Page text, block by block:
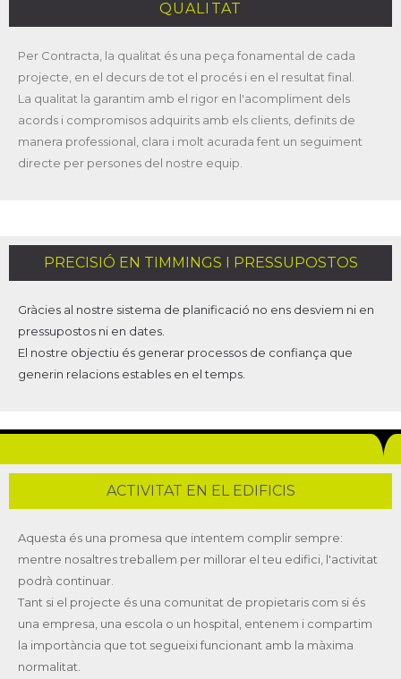
QUALITAT
Per Contracta, la qualitat és una peça fonamental de cada
projecte, en el decurs de tot el procés i en el resultat final.
La qualitat la garantim amb el rigor en l'acompliment dels
acords i compromisos adquirits amb els clients, definits de
manera professional, clara i molt acurada fent un seguiment
directe per persones del nostre equip.
PRECISIÓ EN TIMMINGS I PRESSUPOSTOS
Gràcies al nostre sistema de planificació no ens desviem ni en
pressupostos ni en dates.
El nostre objectiu és generar processos de confiança que
generin relacions estables en el temps.
ACTIVITAT EN EL EDIFICIS
Aquesta és una promesa que intentem complir sempre:
mentre nosaltres treballem per millorar el teu edifici, l'activitat
podrà continuar.
Tant si el projecte és una comunitat de propietaris com si és
una empresa, una escola o un hospital, entenem i compartim
la importància que tot segueixi funcionant amb la màxima
normalitat.